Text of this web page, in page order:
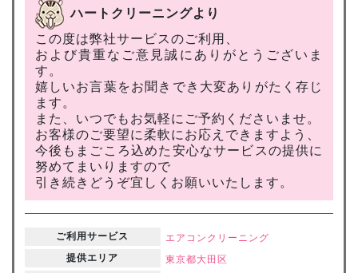
ハートクリーニングより
この度は弊社サービスのご利用、
および貴重なご意見誠にありがとうございま
す。
嬉しいお言葉をお聞きでき大変ありがたく存じ
ます。
また、いつでもお気軽にご予約くださいませ。
お客様のご要望に柔軟にお応えできますよう、
今後もまごころ込めた安心なサービスの提供に
努めてまいりますので
引き続きどうぞ宜しくお願いいたします。
ご利用サービス
エアコンクリーニング
提供エリア
東京都大田区